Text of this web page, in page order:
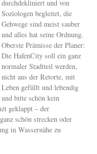
durchdekliniert und von
Soziologen begleitet, die
Gehwege sind meist sauber
und alles hat seine Ordnung.
Oberste Prämisse der Planer:
Die HafenCity soll ein ganz
normaler Stadtteil werden,
nicht aus der Retorte, mit
Leben gefüllt und lebendig
und bitte schön kein
geklappt – der
schön strecken oder
in Wassernähe zu